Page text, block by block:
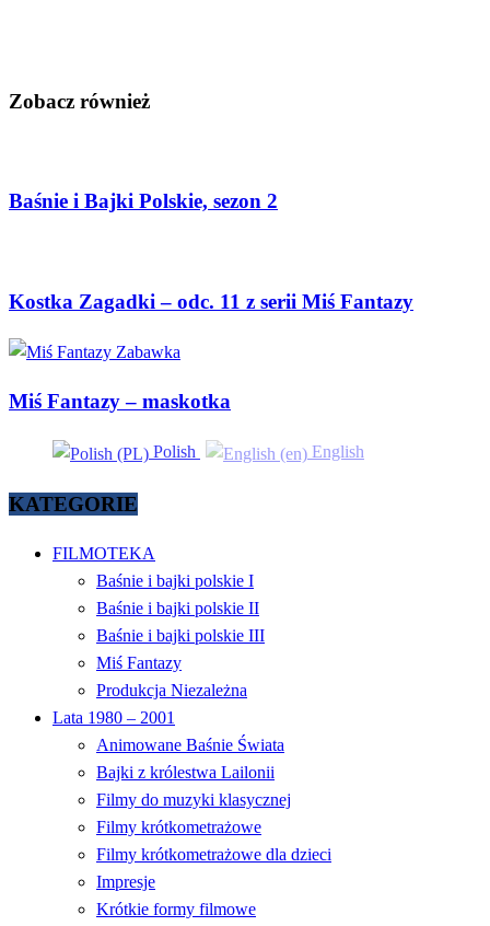
Zobacz również
Baśnie i Bajki Polskie, sezon 2
Kostka Zagadki – odc. 11 z serii Miś Fantazy
Miś Fantazy – maskotka
Polish English
KATEGORIE
FILMOTEKA
Baśnie i bajki polskie I
Baśnie i bajki polskie II
Baśnie i bajki polskie III
Miś Fantazy
Produkcja Niezależna
Lata 1980 – 2001
Animowane Baśnie Świata
Bajki z królestwa Lailonii
Filmy do muzyki klasycznej
Filmy krótkometrażowe
Filmy krótkometrażowe dla dzieci
Impresje
Krótkie formy filmowe